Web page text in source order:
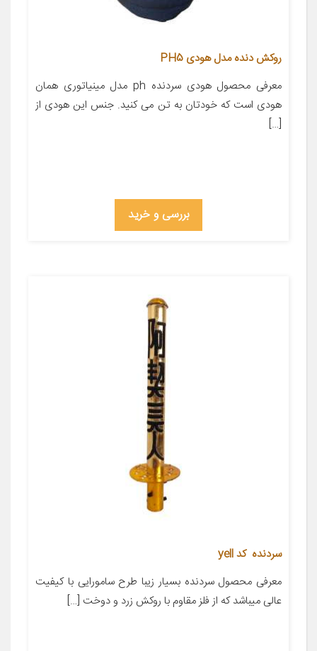
روکش دنده مدل هودی PH5
معرفی محصول هودی سردنده ph مدل مینیاتوری همان
هودی است که خودتان به تن می کنید. جنس این هودی از
[…]
بررسی و خرید
سردنده کد yell
معرفی محصول سردنده بسیار زیبا طرح سامورایی با کیفیت
عالی میباشد که از فلز مقاوم با روکش زرد و دوخت […]